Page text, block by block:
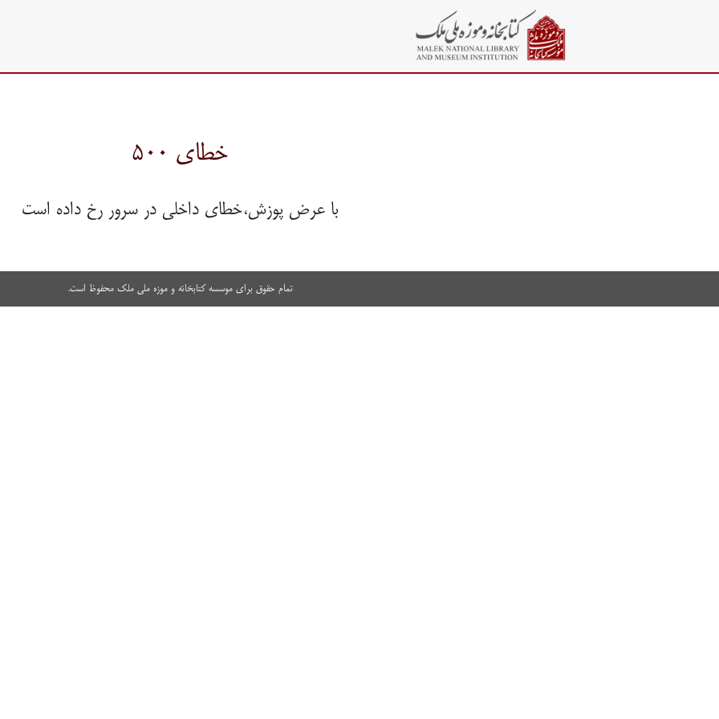
خطای ۵۰۰
با عرض پوزش،خطای داخلی در سرور رخ داده است
تمام حقوق برای موسسه کتابخانه و موزه ملی ملک محفوظ است.